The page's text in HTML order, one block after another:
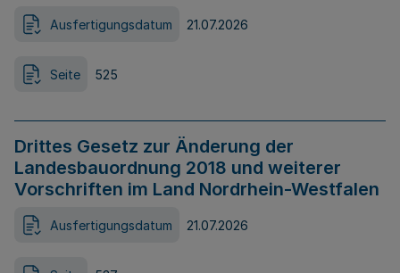
Ausfertigungsdatum 21.07.2026
Seite 525
Drittes Gesetz zur Änderung der
Landesbauordnung 2018 und weiterer
Vorschriften im Land Nordrhein-Westfalen
Ausfertigungsdatum 21.07.2026